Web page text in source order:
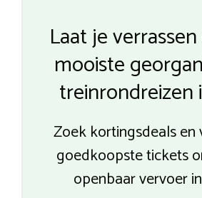
Laat je
mooiste
treinrondreizen
Zoek kortingsdeals en
goedkoopste tickets
openbaar vervoer